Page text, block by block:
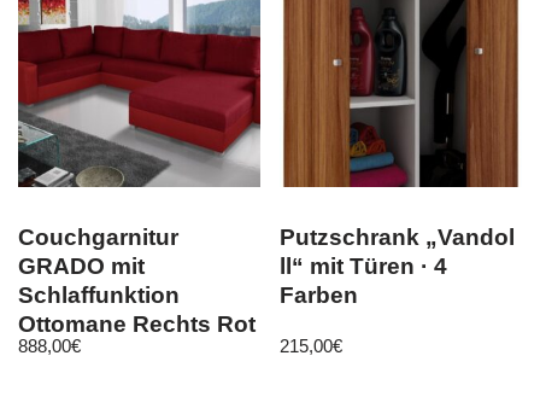
Couchgarnitur
GRADO mit
Schlaffunktion
Ottomane Rechts Rot
888,00€
Putzschrank „Vandol
ll“ mit Türen · 4
Farben
215,00€